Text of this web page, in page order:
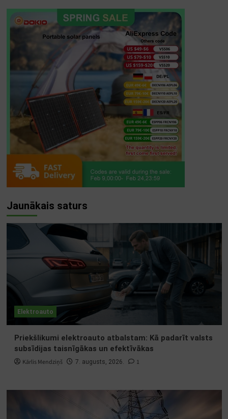
Jaunākais saturs
Elektroauto
Priekšlikumi elektroauto atbalstam: Kā padarīt valsts
subsīdijas taisnīgākas un efektīvākas
Kārlis Mendziņš 7. augusts, 2026. 1